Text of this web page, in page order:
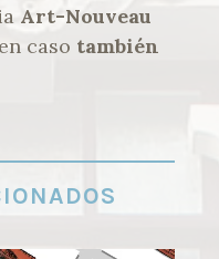
Art-Nouveau
caso también